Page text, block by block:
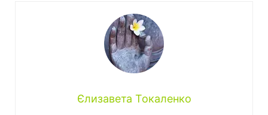
Єлизавета Токаленко